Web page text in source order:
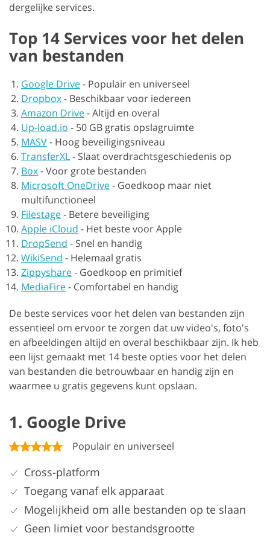
dergelijke services.
Top 14 Services voor het delen
van bestanden
Google Drive- Populair en universeel
Dropbox- Beschikbaar voor iedereen
Amazon Drive-Altijd en overal
Up-load.io - 50 GB gratis opslagruimte
MASV- Hoog beveiligingsniveau
TransferXL- Slaat overdrachtsgeschiedenis op
Box-Voor grote bestanden
Microsoft OneDrive- Goedkoop maar niet
multifunctioneel
Filestage- Betere beveiliging
Apple iCloud - Het beste voor Apple
DropSend - Snel en handig
WikiSend - Helemaal gratis
Zippyshare- Goedkoop en primitief
MediaFire- Comfortabel en handig
De beste services voor het delen van bestanden zijn
essentieel om ervoor te zorgen dat uw video's, foto's
en afbeeldingen altijd en overal beschikbaar zijn. Ik heb
een lijst gemaakt met 14 beste opties voor het delen
van bestanden die betrouwbaar en handig zijn en
waarmee u gratis gegevens kunt opslaan.
1. Google Drive
Populair en universeel
Cross-platform
Toegang vanaf elk apparaat
Mogelijkheid om alle bestanden op te slaan
Geen limiet voor bestandsgrootte